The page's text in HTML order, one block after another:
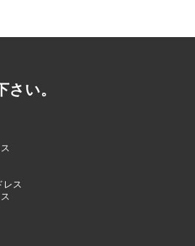
い。
レス